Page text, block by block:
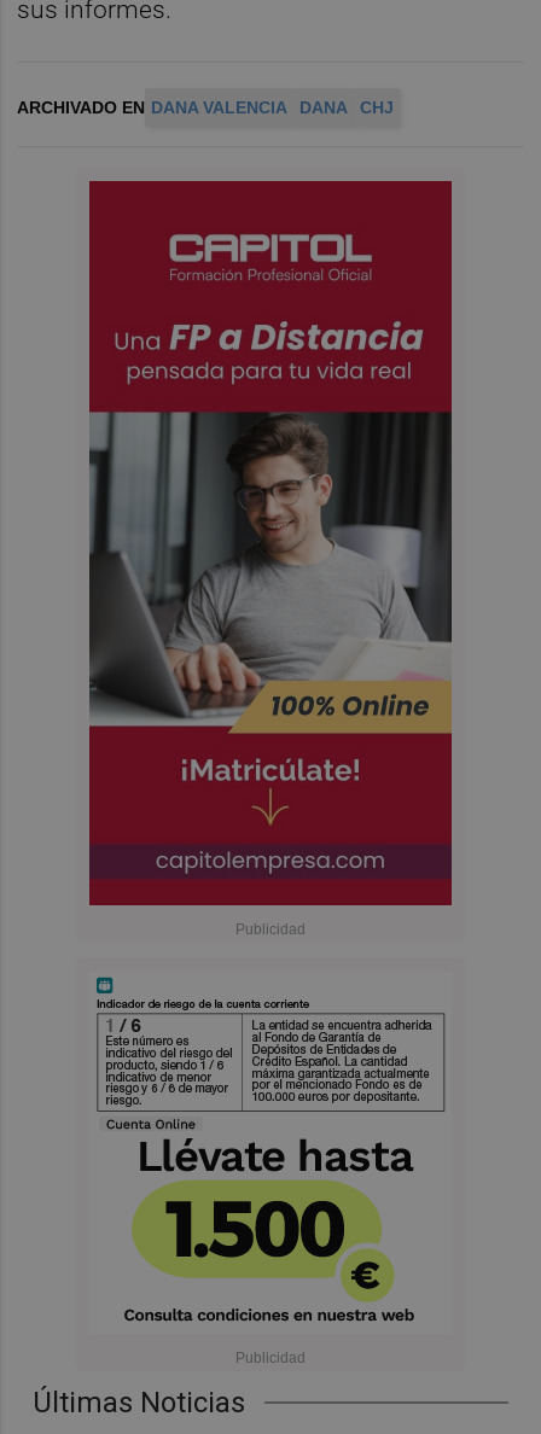
Últimas Noticias
sus informes.
ARCHIVADO EN DANA VALENCIA DANA CHJ